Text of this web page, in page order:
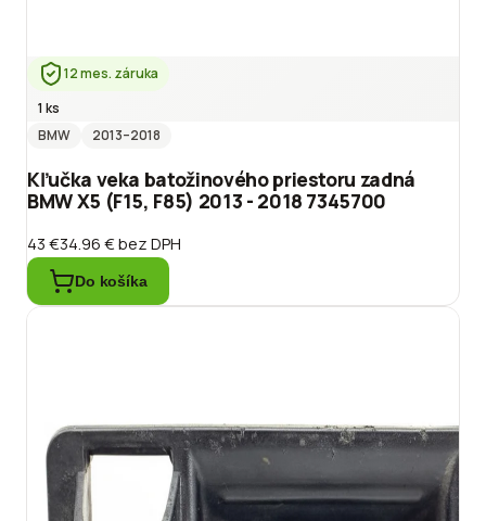
12 mes. záruka
1 ks
BMW
2013–2018
Kľučka veka batožinového priestoru zadná
BMW X5 (F15, F85) 2013 - 2018 7345700
43 €34.96 €bez DPH
Do košíka